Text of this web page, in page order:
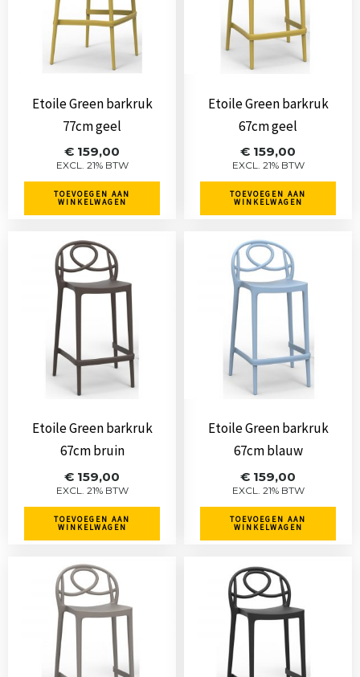
Etoile Green barkruk
77cm geel
€ 159,00
EXCL. 21% BTW
TOEVOEGEN AAN
WINKELWAGEN
Etoile Green barkruk
67cm geel
€ 159,00
EXCL. 21% BTW
TOEVOEGEN AAN
WINKELWAGEN
Etoile Green barkruk
67cm bruin
€ 159,00
EXCL. 21% BTW
TOEVOEGEN AAN
WINKELWAGEN
Etoile Green barkruk
67cm blauw
€ 159,00
EXCL. 21% BTW
TOEVOEGEN AAN
WINKELWAGEN